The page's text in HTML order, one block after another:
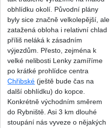
obhlídku okolí. Původní plány
byly sice značně velkolepější, ale
zatažená obloha i relativní chlad
příliš neláká k zásadním
výjezdům. Přesto, zejména k
velké nelibosti Lenky zamíříme
po krátké prohlídce centra
Chřibské (ještě bude čas na
další obhlídku) do kopce.
Konkrétně východním směrem
do Rybniště. Asi 3 km dlouhé
stoupání nás vyveze o nějakých